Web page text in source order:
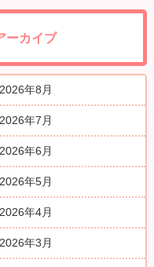
ーカイブ
2026年8月
2026年7月
2026年6月
2026年5月
2026年4月
2026年3月